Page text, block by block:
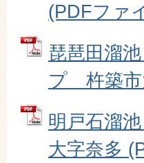
(PDFファ
琵琶田溜
プ 杵築市
明戸石溜
大字奈多